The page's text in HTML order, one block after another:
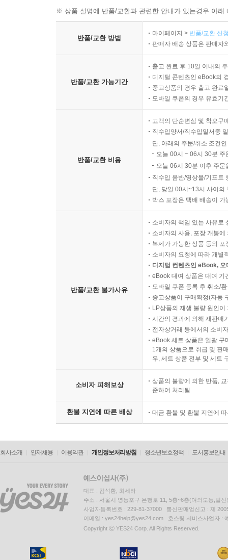
※ 상품 설명에 반품/교환과 관련한 안내가 있는경우 아
반품/교환 방법
마이페이지 > 반품/교환 신
판매자 배송 상품은 판매자
반품/교환 가능기간
출고 완료 후 10일 이내의
디지털 콘텐츠인 eBook의
중고상품의 경우 출고 완료
모바일 쿠폰의 경우 유효기
반품/교환 비용
고객의 단순변심 및 착오구
직수입양서/직수입일서중
단, 아래의 주문/취소 조건
오늘 00시 ~ 06시 30분
오늘 06시 30분 이후 주
직수입 음반/영상물/기프트
단, 당일 00시~13시 사이의
박스 포장은 택배 배송이
반품/교환 불가사유
소비자의 책임 있는 사유로
소비자의 사용, 포장 개봉
복제가 가능한 상품 등의
소비자의 요청에 따라 개별
디지털 컨텐츠인 eBook,
eBook 대여 상품은 대여 기
모바일 쿠폰 등록 후 취소/
중고상품이 구매확정(자동
LP상품의 재생 불량 원인
시간의 경과에 의해 재판매
전자상거래 등에서의 소비
eBook 세트 상품은 일괄 구
1개의 상품으로 취급 및 판
우, 세트 상품 전부 및 세트
소비자 피해보상
상품의 불량에 의한 반품,
준하여 처리됨
환불 지연에 따른 배상 대금 환불 및 환불 지연에
회사소개 인재채용 이용약관 개인정보처리방침 청소년보호정책 도서홍보안내
대표 : 김석환, 최세라
주소 : 서울시 영등포구 은행로 11, 5층~6층(여의도동,일신
사업자등록번호 : 229-81-37000 통신판매업신고 : 제
이메일 : yes24help@yes24.com 호스팅 서비스사업자 :
Copyright ⓒ YES24 Corp. All Rights Reserved.